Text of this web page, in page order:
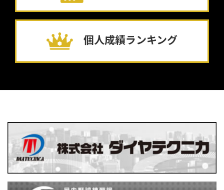
個人成績ランキング